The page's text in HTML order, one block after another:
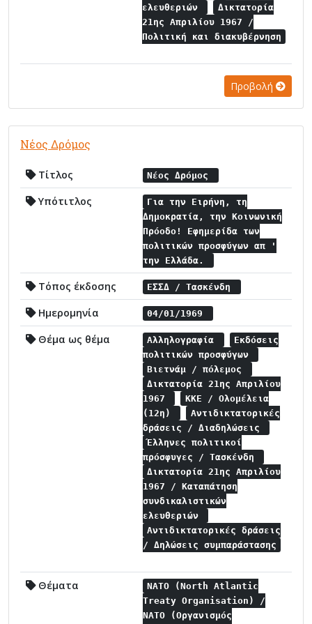
ελευθεριών
Δικτατορία
21ης Απριλίου 1967 /
Πολιτική και διακυβέρνηση
Προβολή
Νέος Δρόμος
Τίτλος Νέος Δρόμος
Υπότιτλος
Για την Ειρήνη, τη
Δημοκρατία, την Κοινωνική
Πρόοδο! Εφημερίδα των
πολιτικών προσφύγων απ '
την Ελλάδα.
Τόπος έκδοσης ΕΣΣΔ / Τασκένδη
Ημερομηνία 04/01/1969
Θέμα ως θέμα Αλληλογραφία
Εκδόσεις
πολιτικών προσφύγων
Βιετνάμ / πόλεμος
Δικτατορία 21ης Απριλίου
1967
ΚΚΕ / Ολομέλεια
(12η)
Αντιδικτατορικές
δράσεις / Διαδηλώσεις
Έλληνες πολιτικοί
πρόσφυγες / Τασκένδη
Δικτατορία 21ης Απριλίου
1967 / Καταπάτηση
συνδικαλιστικών
ελευθεριών
Αντιδικτατορικές δράσεις
/ Δηλώσεις συμπαράστασης
Θέματα
NATO (North Atlantic
Treaty Organisation) /
NATO (Οργανισμός